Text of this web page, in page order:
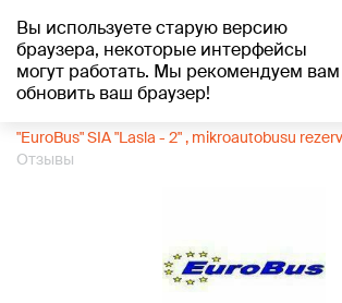
Вы используете старую версию
браузера, некоторые интерфейсы
могут работать. Мы рекомендуем вам
обновить ваш браузер!
+24°C
"EuroBus" SIA "Lasla - 2" , mikroautobusu
Отзывы